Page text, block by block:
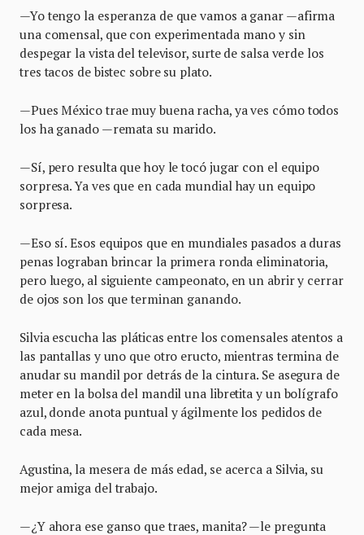
—Yo tengo la esperanza de que vamos a ganar —afirma
una comensal, que con experimentada mano y sin
despegar la vista del televisor, surte de salsa verde los
tres tacos de bistec sobre su plato.
—Pues México trae muy buena racha, ya ves cómo todos
los ha ganado —remata su marido.
—Sí, pero resulta que hoy le tocó jugar con el equipo
sorpresa. Ya ves que en cada mundial hay un equipo
sorpresa.
—Eso sí. Esos equipos que en mundiales pasados a duras
penas lograban brincar la primera ronda eliminatoria,
pero luego, al siguiente campeonato, en un abrir y cerrar
de ojos son los que terminan ganando.
Silvia escucha las pláticas entre los comensales atentos a
las pantallas y uno que otro eructo, mientras termina de
anudar su mandil por detrás de la cintura. Se asegura de
meter en la bolsa del mandil una libretita y un bolígrafo
azul, donde anota puntual y ágilmente los pedidos de
cada mesa.
Agustina, la mesera de más edad, se acerca a Silvia, su
mejor amiga del trabajo.
—¿Y ahora ese ganso que traes, manita? —le pregunta